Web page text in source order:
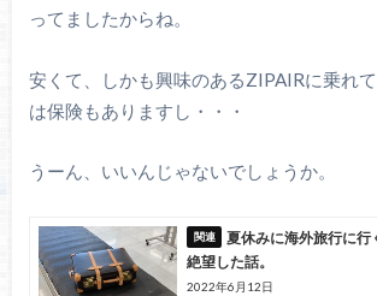
ってましたからね。
安くて、しかも興味のあるZIPAIRに乗れ
は保険もありますし・・・
うーん、いいんじゃないでしょうか。
夏休みに海外旅行に行
絶望した話。
2022年6月12日